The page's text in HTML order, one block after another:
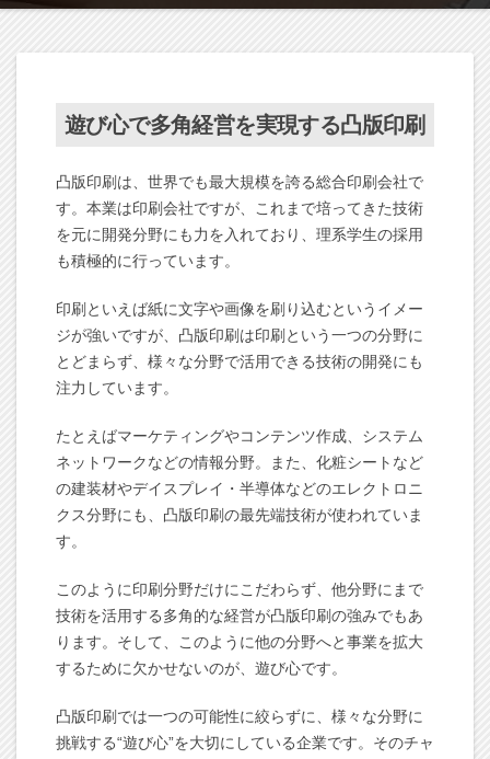
遊び心で多角経営を実現する凸版印刷
凸版印刷は、世界でも最大規模を誇る総合印刷会社で
す。本業は印刷会社ですが、これまで培ってきた技術
を元に開発分野にも力を入れており、理系学生の採用
も積極的に行っています。
印刷といえば紙に文字や画像を刷り込むというイメー
ジが強いですが、凸版印刷は印刷という一つの分野に
とどまらず、様々な分野で活用できる技術の開発にも
注力しています。
たとえばマーケティングやコンテンツ作成、システム
ネットワークなどの情報分野。また、化粧シートなど
の建装材やデイスプレイ・半導体などのエレクトロニ
クス分野にも、凸版印刷の最先端技術が使われていま
す。
このように印刷分野だけにこだわらず、他分野にまで
技術を活用する多角的な経営が凸版印刷の強みでもあ
ります。そして、このように他の分野へと事業を拡大
するために欠かせないのが、遊び心です。
凸版印刷では一つの可能性に絞らずに、様々な分野に
挑戦する“遊び心”を大切にしている企業です。そのチャ